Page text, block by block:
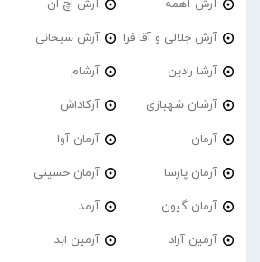
آرش آهمه آرش اچ ان
آرش جلالی و آقا فرا آرش سبحانی
آرشا رادین آرشام
آرشان شهبازی آرکاداش
آرمان آرمان آوا
آرمان پارسا آرمان حسینی
آرمان گیون آرمد
آرمین آراد آرمین ابد